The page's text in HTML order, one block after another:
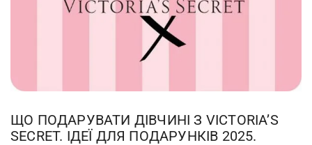
ЩО ПОДАРУВАТИ ДІВЧИНІ З VICTORIA’S
SECRET. ІДЕЇ ДЛЯ ПОДАРУНКІВ 2025.